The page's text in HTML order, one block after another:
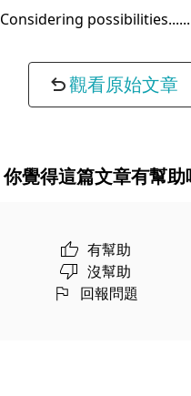
Considering possibilities...
觀看原始文章
你覺得這篇文章有幫助
有幫助
沒幫助
回報問題